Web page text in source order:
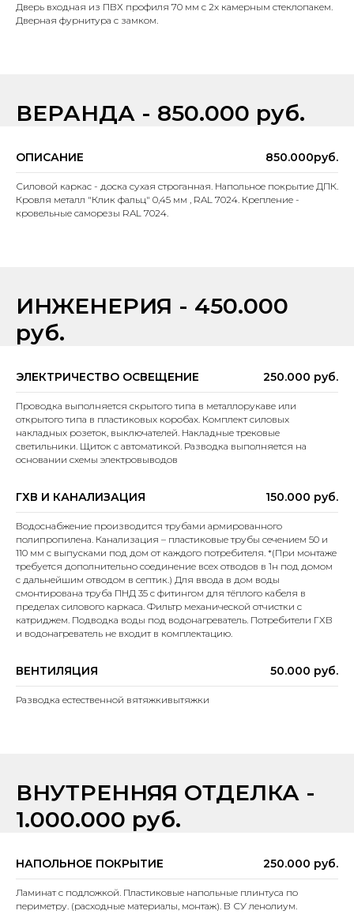
Дверь входная из ПВХ профиля 70 мм с 2х камерным стеклопакем.
Дверная фурнитура с замком.
ВЕРАНДА - 850.000 руб.
ОПИСАНИЕ 850.000руб.
Силовой каркас - доска сухая строганная. Напольное покрытие ДПК.
Кровля металл "Клик фальц" 0,45 мм , RAL 7024. Крепление -
кровельные саморезы RAL 7024.
ИНЖЕНЕРИЯ - 450.000
руб.
ЭЛЕКТРИЧЕСТВО ОСВЕЩЕНИЕ 250.000 руб.
Проводка выполняется скрытого типа в металлорукаве или
открытого типа в пластиковых коробах. Комплект силовых
накладных розеток, выключателей. Накладные трековые
светильники. Щиток с автоматикой. Разводка выполняется на
основании схемы электровыводов
ГХВ И КАНАЛИЗАЦИЯ 150.000 руб.
Водоснабжение производится трубами армированного
полипропилена. Канализация – пластиковые трубы сечением 50 и
110 мм с выпусками под дом от каждого потребителя. *(При монтаже
требуется дополнительно соединение всех отводов в 1н под домом
с дальнейшим отводом в септик.) Для ввода в дом воды
смонтирована труба ПНД 35 с фитингом для тёплого кабеля в
пределах силового каркаса. Фильтр механической отчистки с
катриджем. Подводка воды под водонагреватель. Потребители ГХВ
и водонагреватель не входит в комплектацию.
ВЕНТИЛЯЦИЯ 50.000 руб.
Разводка естественной вятяжкивытяжки
ВНУТРЕННЯЯ ОТДЕЛКА -
1.000.000 руб.
НАПОЛЬНОЕ ПОКРЫТИЕ 250.000 руб.
Ламинат с подложкой. Пластиковые напольные плинтуса по
периметру. (расходные материалы, монтаж). В СУ ленолиум.